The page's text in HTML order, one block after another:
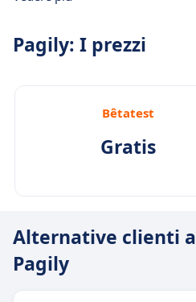
Pagily: I prezzi
Bêtatest
Gratis
Alternative clienti a
Pagily